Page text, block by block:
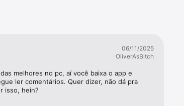
06/11/2025
OliverAsBitch
melhores no pc, aí você baixa o app e
ler comentários. Quer dizer, não dá pra
isso, hein?